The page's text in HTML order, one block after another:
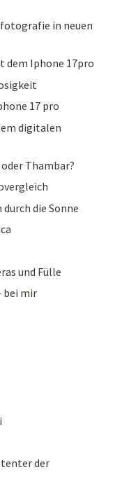
in neuen
dem Iphone 17pro
17 pro
digitalen
Thambar?
die Sonne
und Fülle
bei mir
der